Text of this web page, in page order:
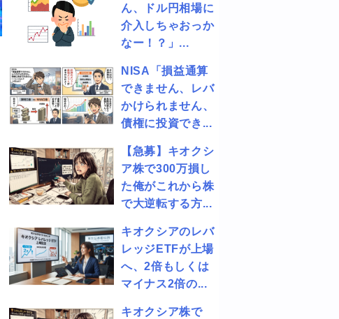
ん、ドル円相場に
介入しちゃおっか
なー！？」...
NISA「損益通算
できません、レバ
かけられません、
債権に投資でき...
【急募】キオクシ
ア株で300万損し
た俺がこれから株
で大逆転する方...
キオクシアのレバ
レッジETFが上場
へ、2倍もしくは
マイナス2倍の...
キオクシア株で